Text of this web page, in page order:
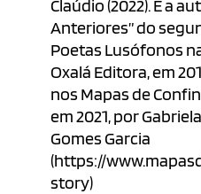
Claúdio (2022). É a
Anteriores” do
Poetas Lusófonos
Oxalá Editora, em
nos Mapas de
em 2021, por
Gomes Garcia
(https://
story)